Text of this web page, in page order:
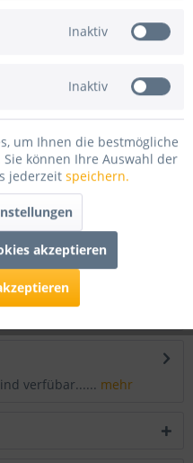
ist die richtige Option,
mehr
diskutieren...
verfübar...... mehr
Inaktiv
Inaktiv
um Ihnen die bestmögliche
können Ihre Auswahl der
jederzeit speichern.
akzeptieren